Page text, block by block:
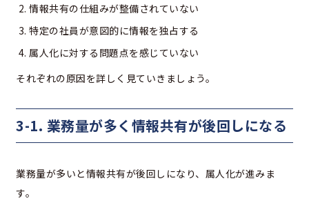
情報共有の仕組みが整備されていない
特定の社員が意図的に情報を独占する
属人化に対する問題点を感じていない
それぞれの原因を詳しく見ていきましょう。
3-1. 業務量が多く情報共有が後回しになる
業務量が多いと情報共有が後回しになり、属人化が進みま
す。